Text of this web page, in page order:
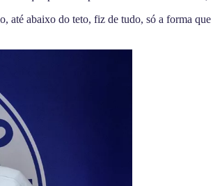
abaixo do teto, fiz de tudo, só a forma